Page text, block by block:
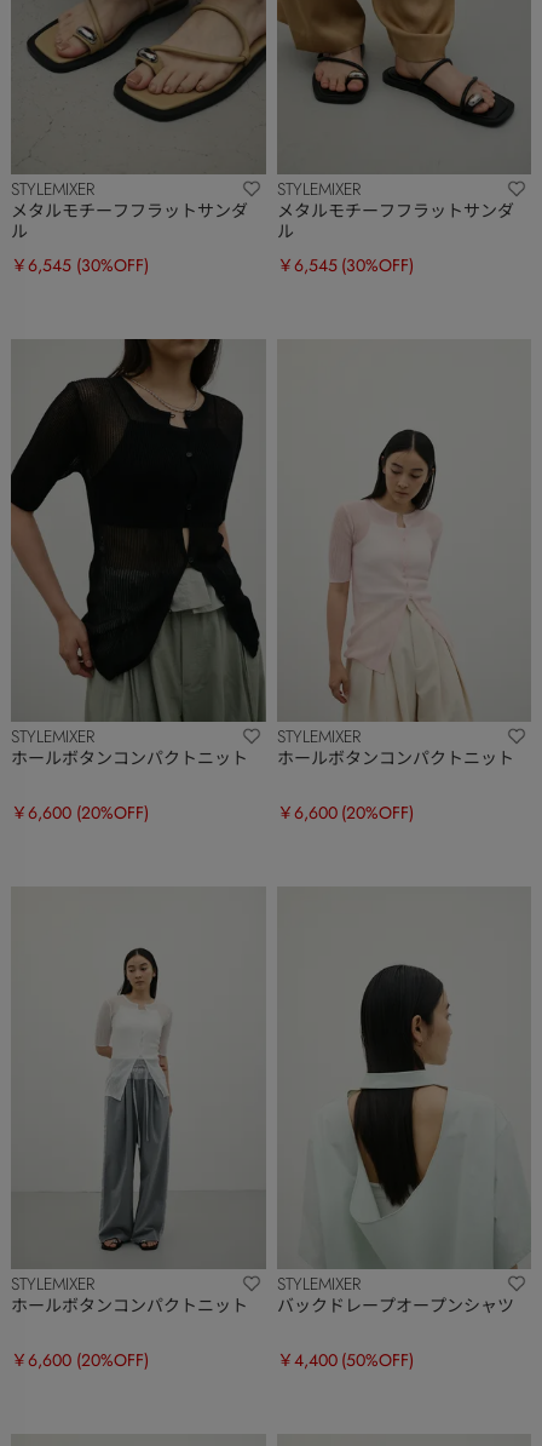
STYLEMIXER
メタルモチーフフラットサンダ
ル
￥6,545 (30%OFF)
STYLEMIXER
メタルモチーフフラットサンダ
ル
￥6,545 (30%OFF)
STYLEMIXER
ホールボタンコンパクトニット
￥6,600 (20%OFF)
STYLEMIXER
ホールボタンコンパクトニット
￥6,600 (20%OFF)
STYLEMIXER
ホールボタンコンパクトニット
￥6,600 (20%OFF)
STYLEMIXER
バックドレープオープンシャツ
￥4,400 (50%OFF)